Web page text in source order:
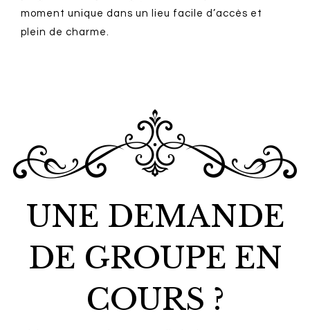
moment unique dans un lieu facile d’accès et
plein de charme.
UNE DEMANDE
DE GROUPE EN
COURS ?